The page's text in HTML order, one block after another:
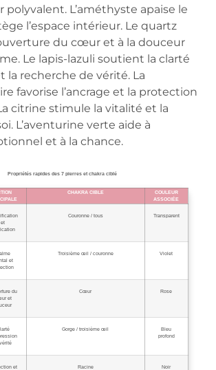
L’améthyste apaise le
l’espace intérieur. Le quartz
du cœur et à la douceur
Le lapis-lazuli soutient la clarté
la recherche de vérité. La
favorise l’ancrage et la protection
citrine stimule la vitalité et la
L’aventurine verte aide à
et à la chance.
Propriétés rapides des 7 pierres et chakra ciblé
CHAKRA CIBLE
COULEUR
ASSOCIÉE
et
Couronne / tous Transparent
et
Troisième œil / couronne Violet
du
et
Cœur Rose
Gorge / troisième œil
Bleu
profond
et
Racine Noir